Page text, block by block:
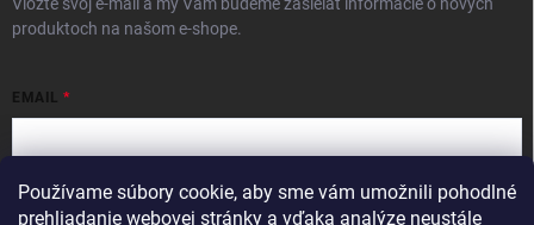
Používame súbory cookie, aby sme vám umožnili pohodlné
prehliadanie webovej stránky a vďaka analýze neustále
produktoch na našom e-shope.
EMAIL
Vložením e-mailu súhlasíte spodmienkami ochrany osobných údajov